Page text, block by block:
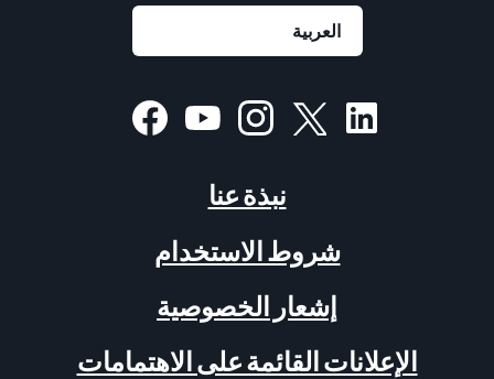
نبذة عنا
شروط الاستخدام
إشعار الخصوصية
الإعلانات القائمة على الاهتمامات